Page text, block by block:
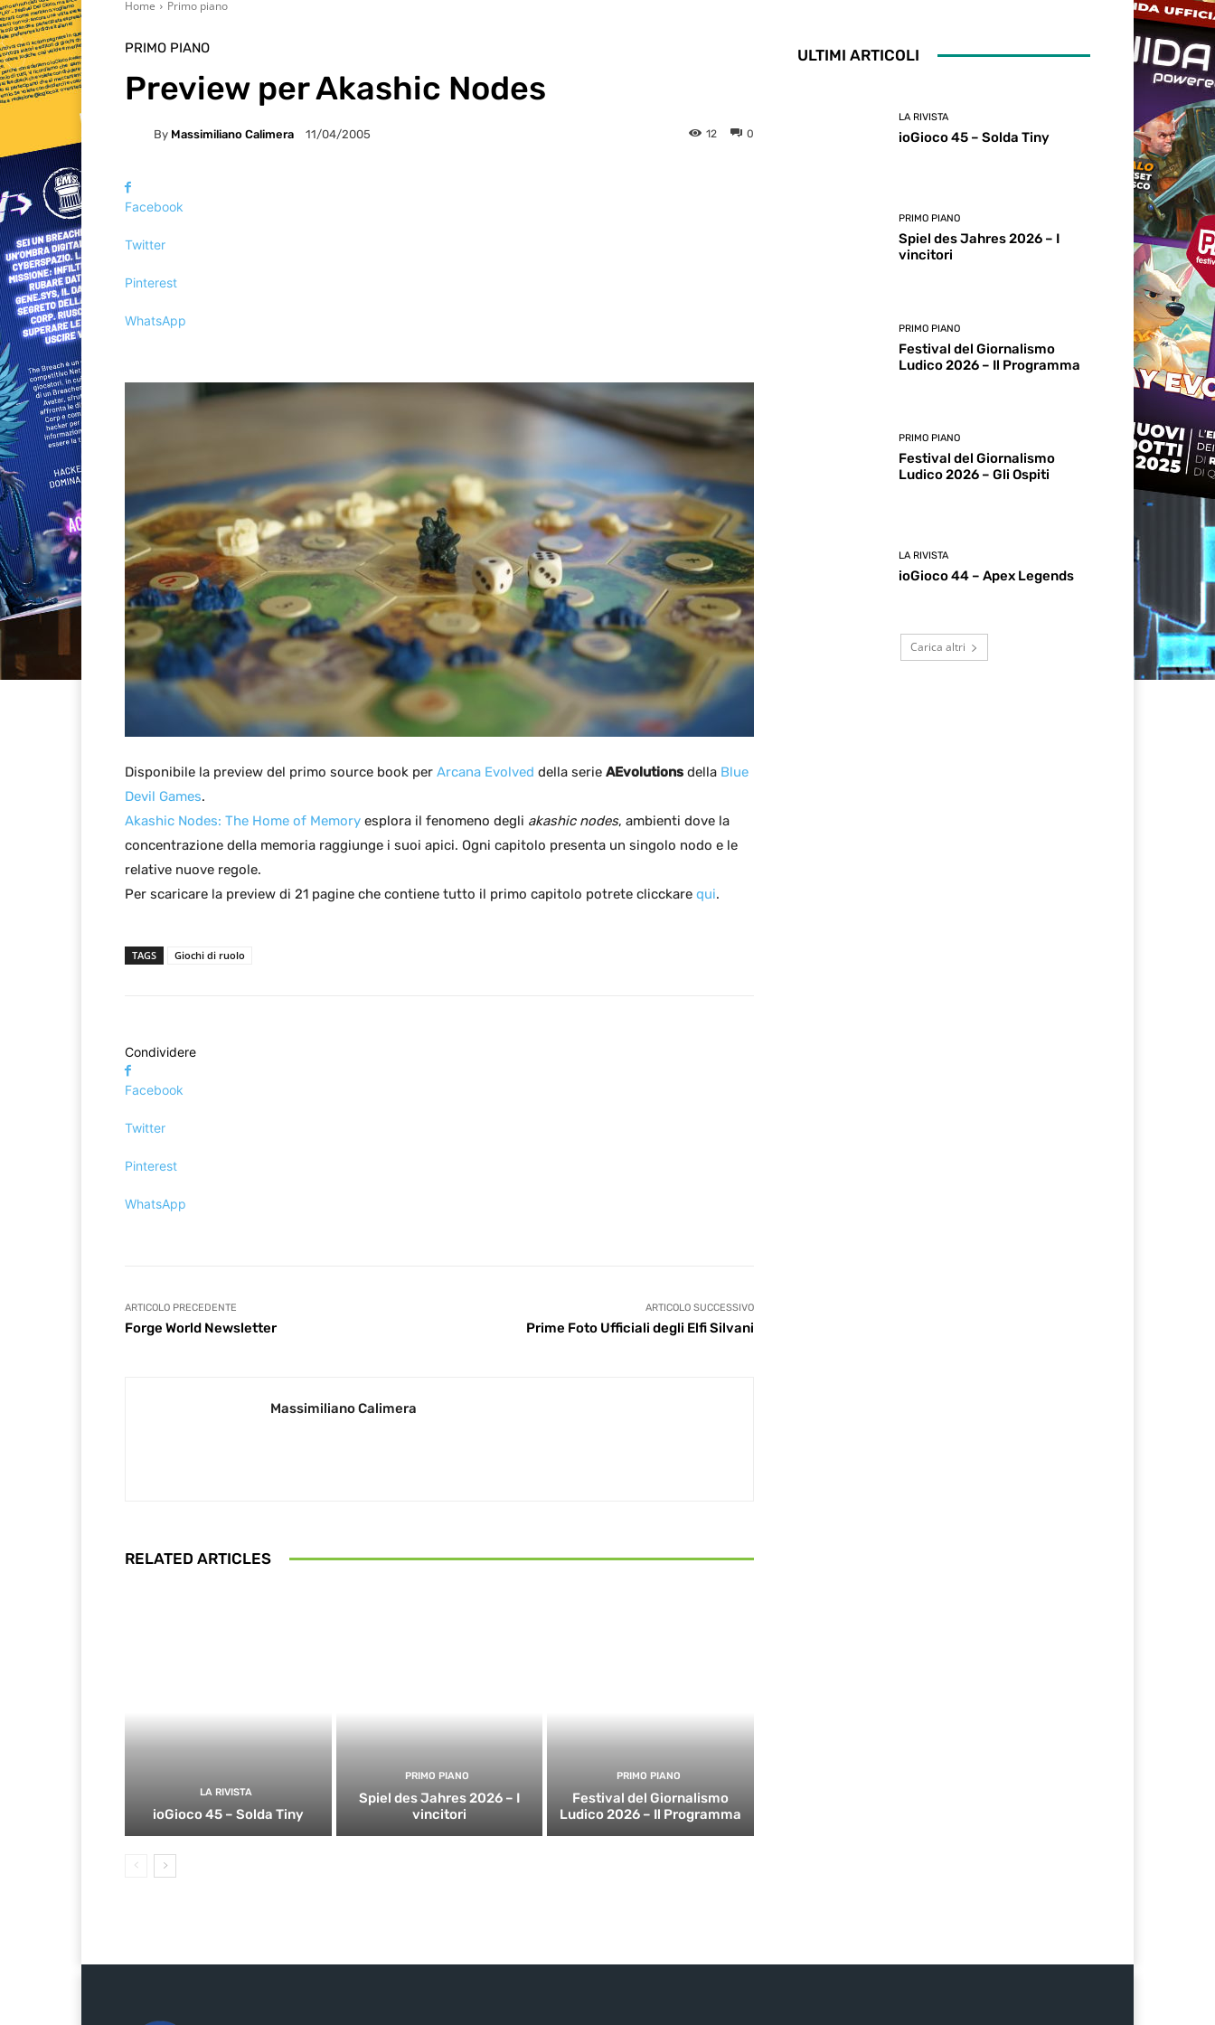
Home Primo piano
PRIMO PIANO
Preview per Akashic Nodes
By Massimiliano Calimera 11/04/2005 0
12
Facebook
Twitter
Pinterest
WhatsApp
Disponibile la preview del primo source book per Arcana Evolved della serie AEvolutions della Blue
Devil Games.
Akashic Nodes: The Home of Memory esplora il fenomeno degli akashic nodes, ambienti dove la
concentrazione della memoria raggiunge i suoi apici. Ogni capitolo presenta un singolo nodo e le
relative nuove regole.
Per scaricare la preview di 21 pagine che contiene tutto il primo capitolo potrete clicckare qui.
TAGS Giochi di ruolo
Condividere
Facebook
Twitter
Pinterest
WhatsApp
ARTICOLO PRECEDENTE
Forge World Newsletter
ARTICOLO SUCCESSIVO
Prime Foto Ufficiali degli Elfi Silvani
Massimiliano Calimera
RELATED ARTICLES
LA RIVISTA
ioGioco 45 – Solda Tiny
PRIMO PIANO
Spiel des Jahres 2026 – I
vincitori
PRIMO PIANO
Festival del Giornalismo
Ludico 2026 – Il Programma
ULTIMI ARTICOLI
LA RIVISTA
ioGioco 45 – Solda Tiny
PRIMO PIANO
Spiel des Jahres 2026 – I
vincitori
PRIMO PIANO
Festival del Giornalismo
Ludico 2026 – Il Programma
PRIMO PIANO
Festival del Giornalismo
Ludico 2026 – Gli Ospiti
LA RIVISTA
ioGioco 44 – Apex Legends
Carica altri